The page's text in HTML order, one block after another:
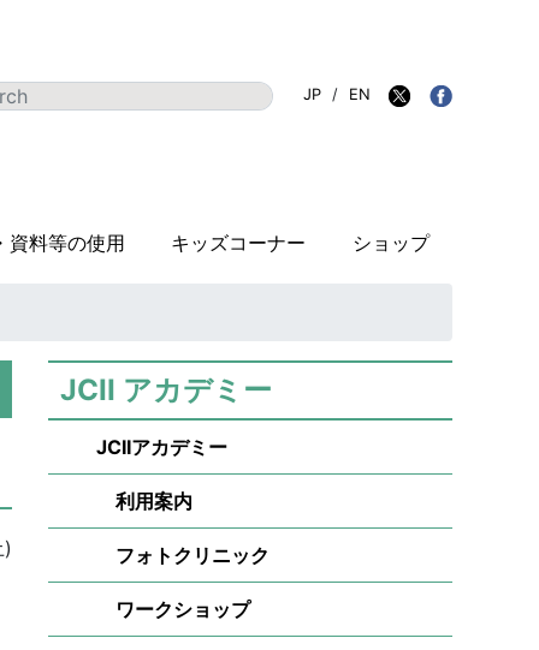
資料等の使用 キッズコーナー ショップ
JP / EN
JCII アカデミー
JCIIアカデミー
利用案内
フォトクリニック
ワークショップ